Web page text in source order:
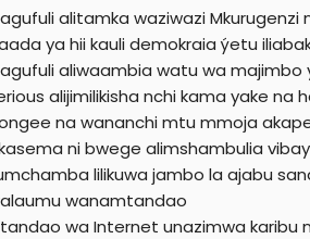
alitamka waziwazi
ya hii kauli demokraia ýetu
aliwaambia watu wa
alijimilikisha nchi kama yake
na wananchi mtu mmoja
ni bwege alimshambulia
lilikuwa jambo la ajabu
wanamtandao
wa Internet unazimwa karibu